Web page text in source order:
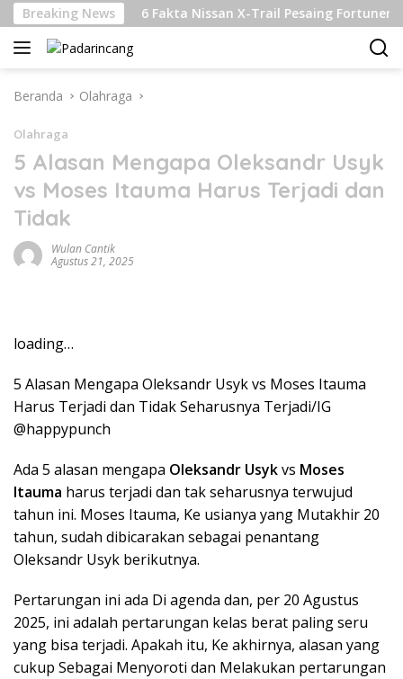
Langsung
ke
konten
Breaking News6 Fakta Nissan X-Trail Pesaing Fortuner dan
Beranda Olahraga
Olahraga
5 Alasan Mengapa Oleksandr Usyk
vs Moses Itauma Harus Terjadi dan
Tidak
Wulan Cantik
Agustus 21, 2025
loading…
5 Alasan Mengapa Oleksandr Usyk vs Moses Itauma
Harus Terjadi dan Tidak Seharusnya Terjadi/IG
@happypunch
Ada 5 alasan mengapa Oleksandr Usykvs Moses
Itauma harus terjadi dan tak seharusnya terwujud
tahun ini. Moses Itauma, Ke usianya yang Mutakhir 20
tahun, sudah dibicarakan sebagai penantang
Oleksandr Usyk berikutnya.
Pertarungan ini ada Di agenda dan, per 20 Agustus
2025, ini adalah pertarungan kelas berat paling seru
yang bisa terjadi. Apakah itu, Ke akhirnya, alasan yang
cukup Sebagai Menyoroti dan Melakukan pertarungan